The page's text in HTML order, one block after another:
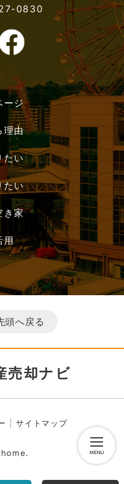
0830
ージ
理由
たい
たい
き家
用
頭へ戻る
売却ナビ
サイトマップ